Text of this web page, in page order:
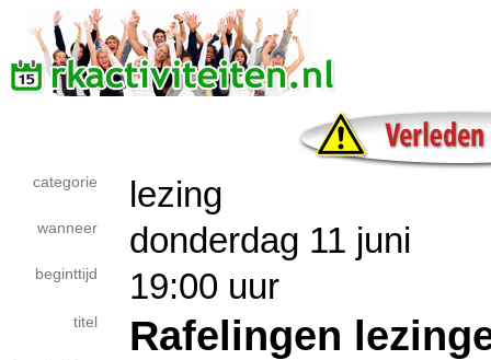
categorie lezing
wanneer donderdag 11 juni
beginttijd 19:00 uur
titel Rafelingen